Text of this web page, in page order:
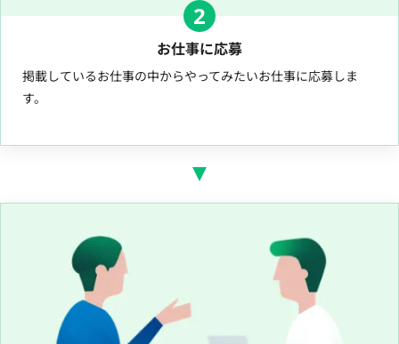
2
お仕事に応募
掲載しているお仕事の中からやってみたいお仕事に応募しま
す。